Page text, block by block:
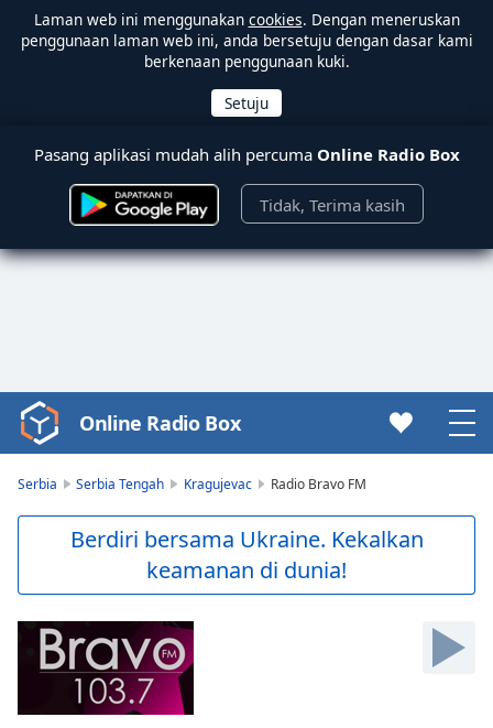
Laman web ini menggunakan cookies. Dengan meneruskan
penggunaan laman web ini, anda bersetuju dengan dasar kami
berkenaan penggunaan kuki.
Pasang aplikasi mudah alih percuma Online Radio Box
Tidak, Terima kasih
Video
Player
Skip
Skip
Forward
Online Radio Box
Serbia Serbia Tengah Kragujevac Radio Bravo FM
Berdiri bersama Ukraine. Kekalkan
keamanan di dunia!